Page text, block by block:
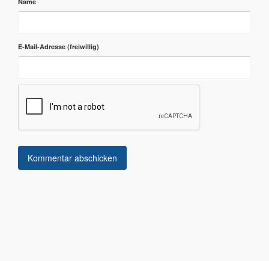
E-Mail-Adresse